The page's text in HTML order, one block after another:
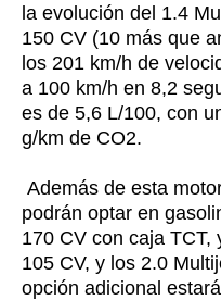
la evolución del 1.4
150 CV (10 más que
los 201 km/h de
a 100 km/h en 8,2
es de 5,6 L/100, con
g/km de CO2.
Además de esta
podrán optar en
170 CV con caja TCT,
105 CV, y los 2.0
opción adicional